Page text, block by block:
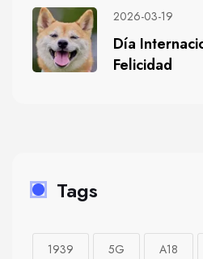
2026-03-19
Día
Felicidad
Tags
1939 5G A18